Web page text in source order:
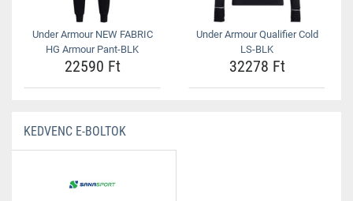
Under Armour NEW FABRIC
HG Armour Pant-BLK
22590 Ft
Under Armour Qualifier Cold
LS-BLK
32278 Ft
KEDVENC E-BOLTOK